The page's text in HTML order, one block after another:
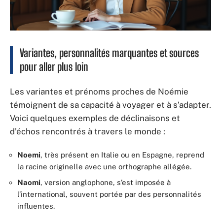
Variantes, personnalités marquantes et sources
pour aller plus loin
Les variantes et prénoms proches de Noémie
témoignent de sa capacité à voyager et à s’adapter.
Voici quelques exemples de déclinaisons et
d’échos rencontrés à travers le monde :
Noemi, très présent en Italie ou en Espagne, reprend
la racine originelle avec une orthographe allégée.
Naomi, version anglophone, s’est imposée à
l’international, souvent portée par des personnalités
influentes.